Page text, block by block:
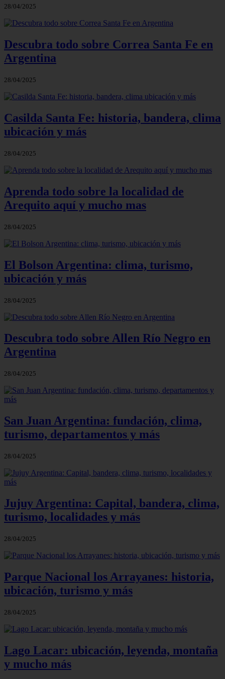
28/04/2025
Descubra todo sobre Correa Santa Fe en
Argentina
28/04/2025
Casilda Santa Fe: historia, bandera, clima
ubicación y más
28/04/2025
Aprenda todo sobre la localidad de
Arequito aquí y mucho mas
28/04/2025
El Bolson Argentina: clima, turismo,
ubicación y más
28/04/2025
Descubra todo sobre Allen Río Negro en
Argentina
28/04/2025
San Juan Argentina: fundación, clima,
turismo, departamentos y más
28/04/2025
Jujuy Argentina: Capital, bandera, clima,
turismo, localidades y más
28/04/2025
Parque Nacional los Arrayanes: historia,
ubicación, turismo y más
28/04/2025
Lago Lacar: ubicación, leyenda, montaña
y mucho más